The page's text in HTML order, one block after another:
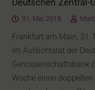
31. Mai 2018
Frankfurt am Main, 31.
im Aufsichtsrat der
Genossenschaftsbank
Woche einen